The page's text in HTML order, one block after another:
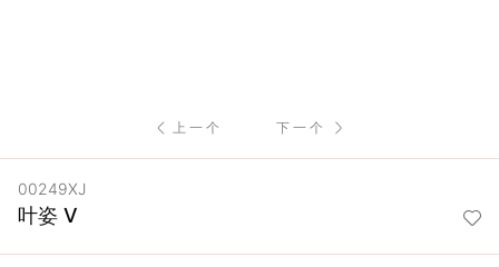
联
精
上一个 下一个
00249XJ
叶姿 V